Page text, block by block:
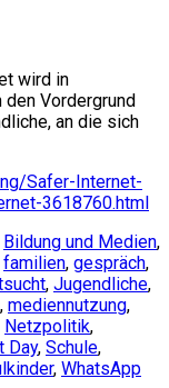
wird in
den Vordergrund
an die sich
Safer-Internet-
3618760.html
Bildung und Medien,
familien, gespräch,
, Jugendliche,
, mediennutzung,
Netzpolitik,
Day, Schule,
, WhatsApp